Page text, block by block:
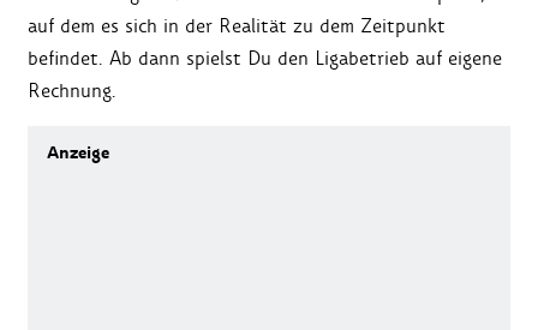
auf dem es sich in der Realität zu dem Zeitpunkt
befindet. Ab dann spielst Du den Ligabetrieb auf eigene
Rechnung.